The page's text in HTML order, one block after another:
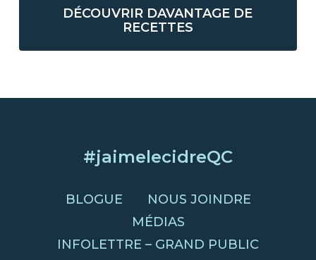
DÉCOUVRIR DAVANTAGE DE
RECETTES
#jaimelecidreQC
BLOGUE
NOUS JOINDRE
MÉDIAS
INFOLETTRE – GRAND PUBLIC